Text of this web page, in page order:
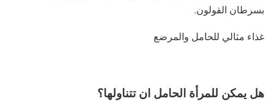
بسرطان القولون.
غذاء مثالي للحامل والمرضع
هل يمكن للمرأة الحامل ان تتناولها؟